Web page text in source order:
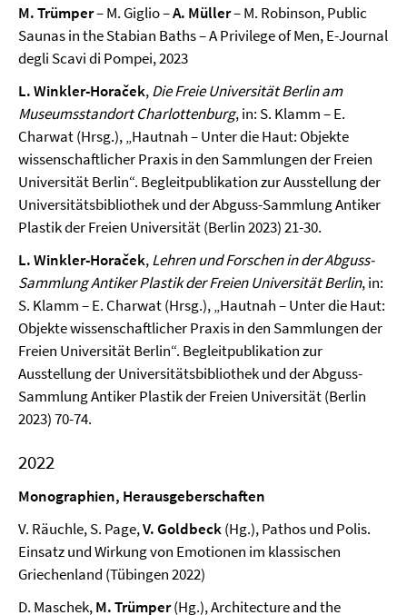
M. Trümper– M. Giglio –A. Müller– M. Robinson, Public
Saunas in the Stabian Baths – A Privilege of Men, E-Journal
degli Scavi di Pompei, 2023
L. Winkler-Horaček,Die Freie Universität Berlin am
Museumsstandort Charlottenburg, in: S. Klamm – E.
Charwat (Hrsg.), „Hautnah – Unter die Haut: Objekte
wissenschaftlicher Praxis in den Sammlungen der Freien
Universität Berlin“. Begleitpublikation zur Ausstellung der
Universitätsbibliothek und der Abguss-Sammlung Antiker
Plastik der Freien Universität (Berlin 2023) 21-30.
L. Winkler-Horaček,Lehren und Forschen in der Abguss-
Sammlung Antiker Plastik der Freien Universität Berlin, in:
S. Klamm – E. Charwat (Hrsg.), „Hautnah – Unter die Haut:
Objekte wissenschaftlicher Praxis in den Sammlungen der
Freien Universität Berlin“. Begleitpublikation zur
Ausstellung der Universitätsbibliothek und der Abguss-
Sammlung Antiker Plastik der Freien Universität (Berlin
2023) 70-74.
2022
Monographien, Herausgeberschaften
V. Räuchle, S. Page,V. Goldbeck(Hg.), Pathos und Polis.
Einsatz und Wirkung von Emotionen im klassischen
Griechenland (Tübingen 2022)
D. Maschek,M. Trümper(Hg.), Architecture and the